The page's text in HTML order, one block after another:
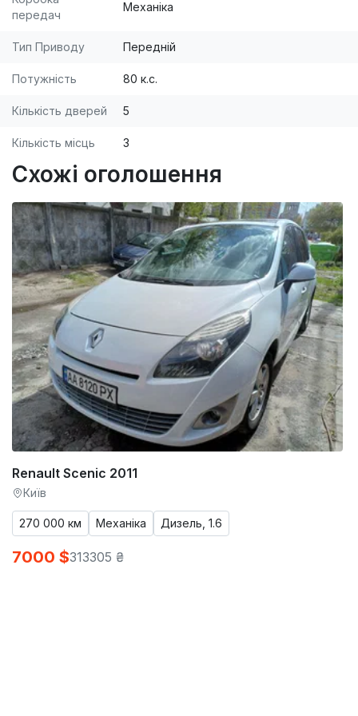
передач
Механіка
Тип Приводу Передній
Потужність 80 к.с.
Кількість дверей 5
Кількість місць 3
Схожі оголошення
Renault Scenic 2011
Київ
270 000 км Механіка Дизель, 1.6
7000 $313305 ₴